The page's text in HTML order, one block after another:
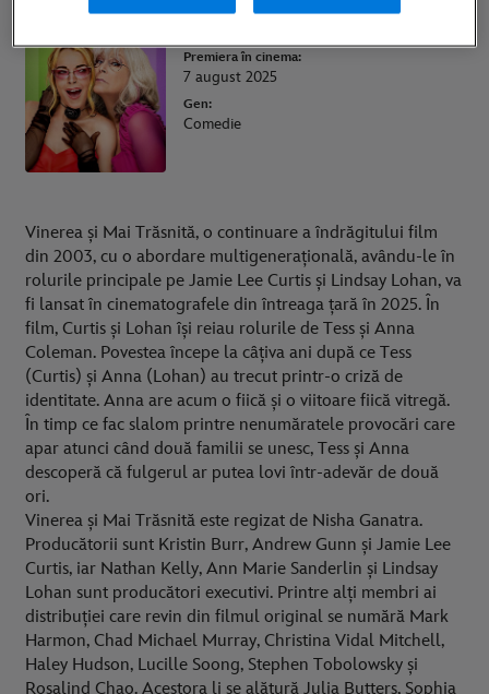
Durata:
Premiera în cinema:
7 august 2025
Gen:
Comedie
Vinerea și Mai Trăsnită, o continuare a îndrăgitului film
din 2003, cu o abordare multigenerațională, avându-le în
rolurile principale pe Jamie Lee Curtis și Lindsay Lohan, va
fi lansat în cinematografele din întreaga țară în 2025. În
film, Curtis și Lohan își reiau rolurile de Tess și Anna
Coleman. Povestea începe la câțiva ani după ce Tess
(Curtis) și Anna (Lohan) au trecut printr-o criză de
identitate. Anna are acum o fiică și o viitoare fiică vitregă.
În timp ce fac slalom printre nenumăratele provocări care
apar atunci când două familii se unesc, Tess și Anna
descoperă că fulgerul ar putea lovi într-adevăr de două
ori.
Vinerea și Mai Trăsnită este regizat de Nisha Ganatra.
Producătorii sunt Kristin Burr, Andrew Gunn și Jamie Lee
Curtis, iar Nathan Kelly, Ann Marie Sanderlin și Lindsay
Lohan sunt producători executivi. Printre alți membri ai
distribuției care revin din filmul original se numără Mark
Harmon, Chad Michael Murray, Christina Vidal Mitchell,
Haley Hudson, Lucille Soong, Stephen Tobolowsky și
Rosalind Chao. Acestora li se alătură Julia Butters, Sophia